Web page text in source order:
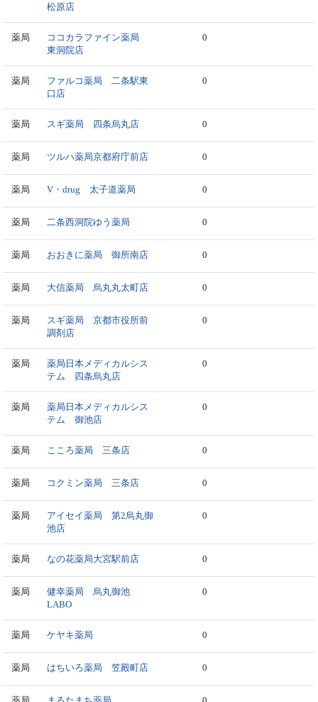
松原店
薬局
ココカラファイン薬局
東洞院店
0
薬局
ファルコ薬局 二条駅東
口店
0
薬局 スギ薬局 四条烏丸店 0
薬局 ツルハ薬局京都府庁前店 0
薬局 V・drug 太子道薬局 0
薬局 二条西洞院ゆう薬局 0
薬局 おおきに薬局 御所南店 0
薬局 大信薬局 烏丸丸太町店 0
薬局
スギ薬局 京都市役所前
調剤店
0
薬局
薬局日本メディカルシス
テム 四条烏丸店
0
薬局
薬局日本メディカルシス
テム 御池店
0
薬局 こころ薬局 三条店 0
薬局 コクミン薬局 三条店 0
薬局
アイセイ薬局 第2烏丸御
池店
0
薬局 なの花薬局大宮駅前店 0
薬局
健幸薬局 烏丸御池
LABO
0
薬局 ケヤキ薬局 0
薬局 はちいろ薬局 笠殿町店 0